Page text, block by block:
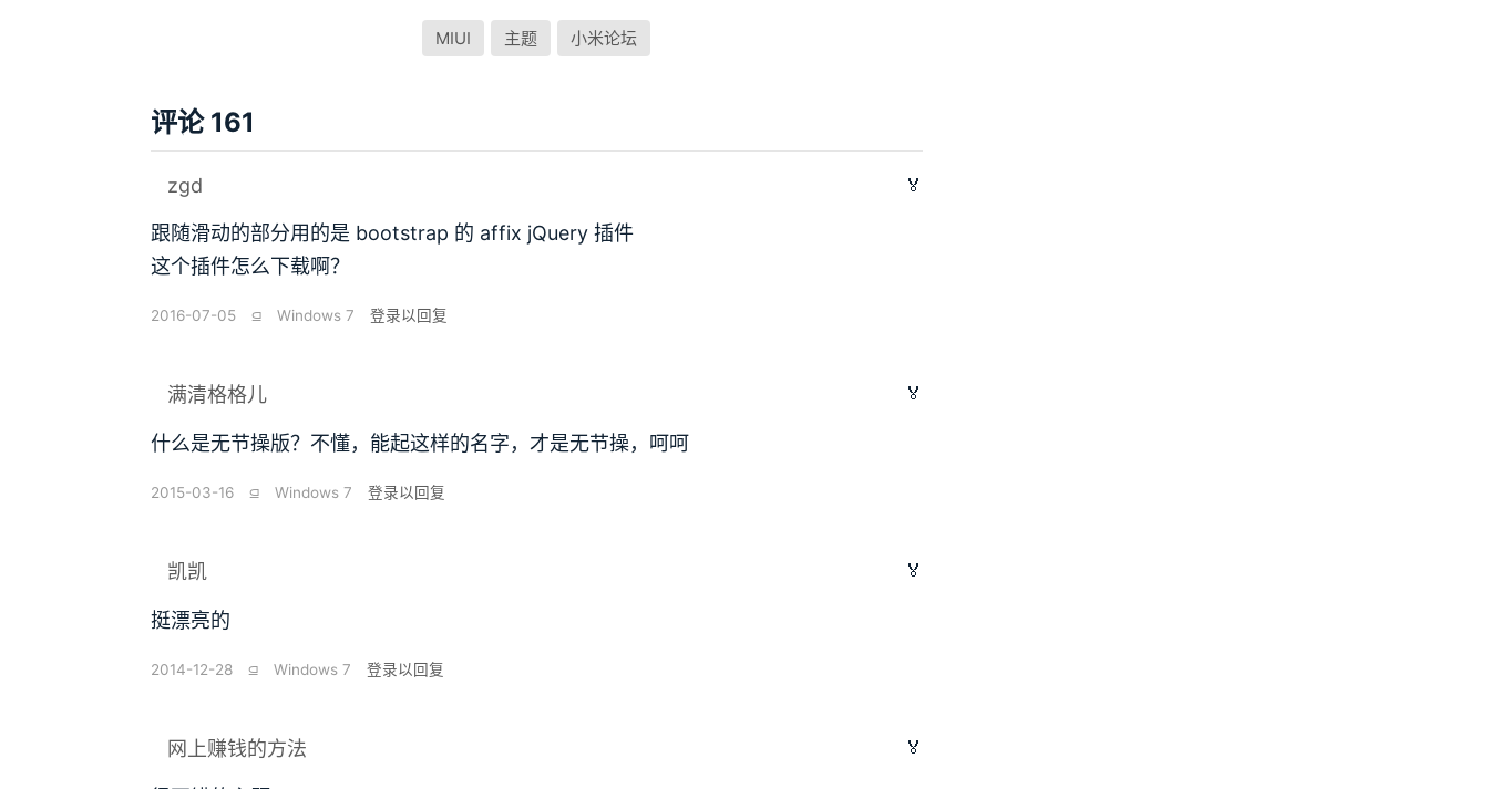
MIUI 主题 小米论坛
评论 161
zgd 🏅
跟随滑动的部分用的是 bootstrap 的 affix jQuery 插件
这个插件怎么下载啊？
2016-07-05 ⫑ Windows 7 登录以回复
满清格格儿 🏅
什么是无节操版？不懂，能起这样的名字，才是无节操，呵呵
2015-03-16 ⫑ Windows 7 登录以回复
凯凯 🏅
挺漂亮的
2014-12-28 ⫑ Windows 7 登录以回复
网上赚钱的方法 🏅